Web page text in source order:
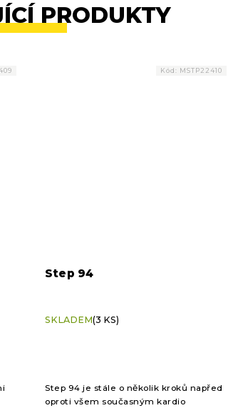
PRODUKTY
Step 94
SKLADEM(3 KS)
Step 94 je stále o několik kroků napřed
oproti všem současným kardio
Kód: MSTP22410